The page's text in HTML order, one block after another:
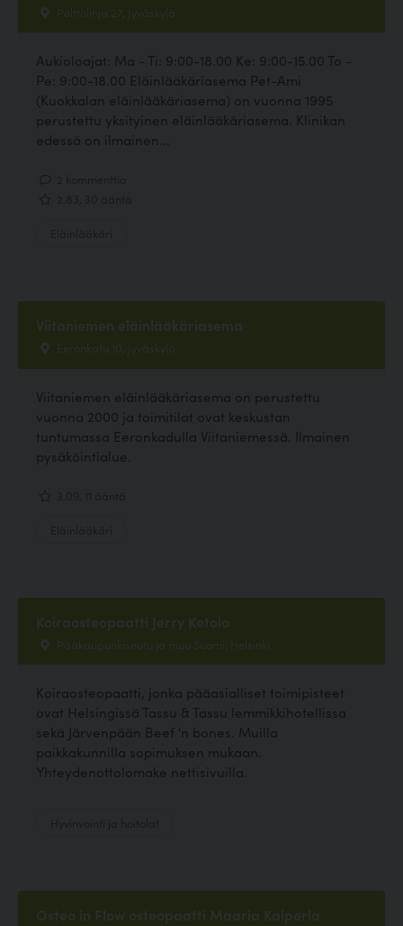
Polttolinja 27, Jyväskylä
Aukioloajat: Ma - Ti: 9:00-18.00 Ke: 9:00-15.00 To -
Pe: 9:00-18.00 Eläinlääkäriasema Pet-Ami
(Kuokkalan eläinlääkäriasema) on vuonna 1995
perustettu yksityinen eläinlääkäriasema. Klinikan
edessä on ilmainen...
Viitaniemen eläinlääkäriasema
Eeronkatu 10, Jyväskylä
Viitaniemen eläinlääkäriasema on perustettu
vuonna 2000 ja toimitilat ovat keskustan
tuntumassa Eeronkadulla Viitaniemessä. Ilmainen
pysäköintialue.
Koiraosteopaatti Jerry Ketola
Pääkaupunkiseutu ja muu Suomi, Helsinki
Koiraosteopaatti, jonka pääasialliset toimipisteet
ovat Helsingissä Tassu & Tassu lemmikkihotellissa
sekä Järvenpään Beef 'n bones. Muilla
paikkakunnilla sopimuksen mukaan.
Yhteydenottolomake nettisivuilla.
Osteo in Flow osteopaatti Maaria Kaiperla